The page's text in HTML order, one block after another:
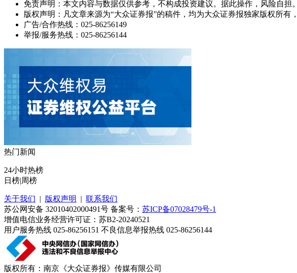
免责声明：本文内容与数据仅供参考，不构成投资建议。据此操作，风险自担。
版权声明：凡文章来源为“大众证券报”的稿件，均为大众证券报独家版权所有
广告/合作热线：025-86256149
举报/服务热线：025-86256144
热门新闻
24小时热榜
日榜|周榜
关于我们 | 版权声明 | 联系我们
苏公网安备 32010402000491号 备案号： 苏ICP备07028479号-1
增值电信业务经营许可证：苏B2-20240521
用户服务热线 025-86256151 不良信息举报热线 025-86256144
版权所有：南京《大众证券报》传媒有限公司